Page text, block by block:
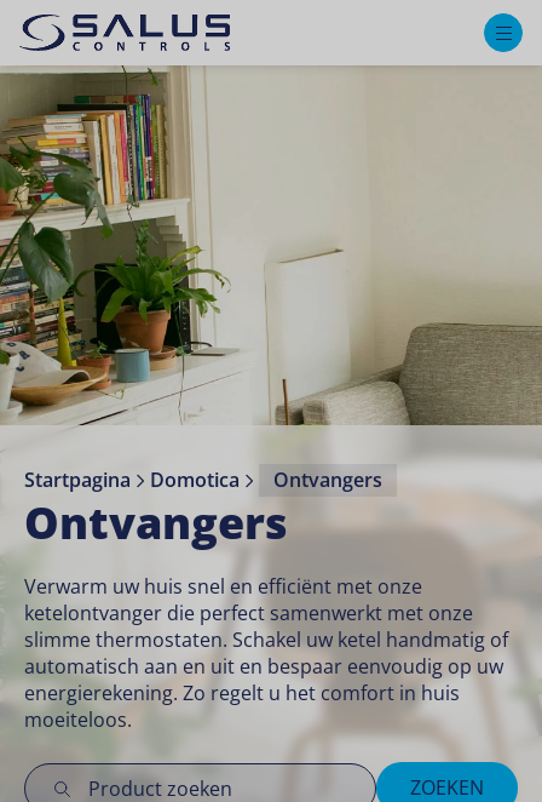
Startpagina Domotica Ontvangers
Ontvangers
Verwarm uw huis snel en efficiënt met onze
ketelontvanger die perfect samenwerkt met onze
slimme thermostaten. Schakel uw ketel handmatig of
automatisch aan en uit en bespaar eenvoudig op uw
energierekening. Zo regelt u het comfort in huis
moeiteloos.
ZOEKEN